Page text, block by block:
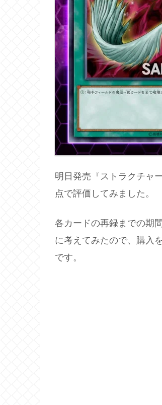
明日発売『ストラクチャ
点で評価してみました。
各カードの再録までの期
に考えてみたので、購入
です。